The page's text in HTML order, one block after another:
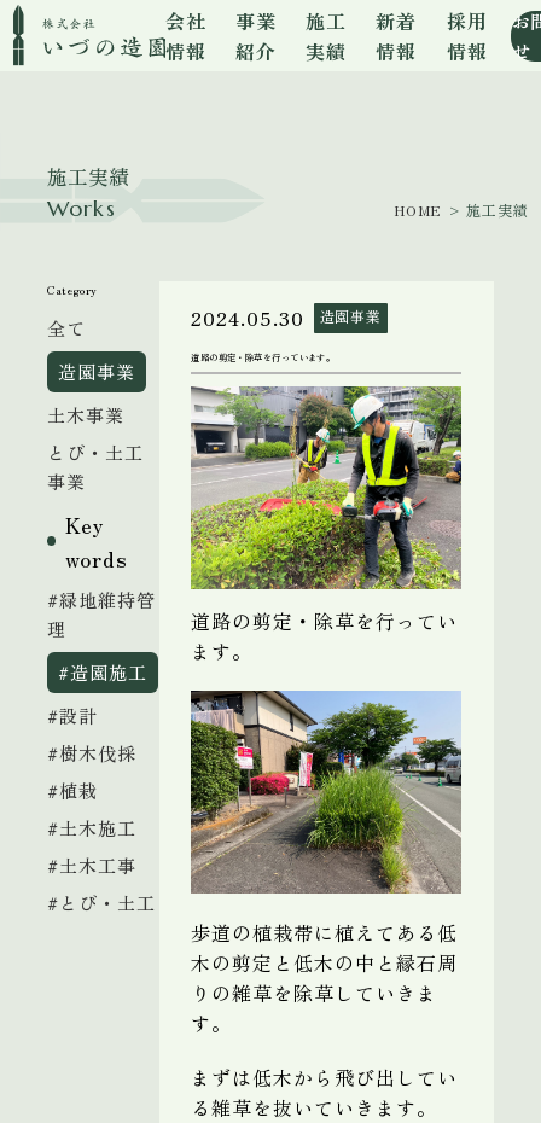
会社
情報
事業
紹介
施工
実績
新着
情報
採用
情報
お
せ
施工実績
Works HOME > 施工実績
Category
全て
造園事業
土木事業
とび・土工
事業
Key
words
#緑地維持管
理
#造園施工
#設計
#樹木伐採
#植栽
#土木施工
#土木工事
#とび・土工
2024.05.30 造園事業
道路の剪定・除草を行っています。
道路の剪定・除草を行ってい
ます。
歩道の植栽帯に植えてある低
木の剪定と低木の中と縁石周
りの雑草を除草していきま
す。
まずは低木から飛び出してい
る雑草を抜いていきます。